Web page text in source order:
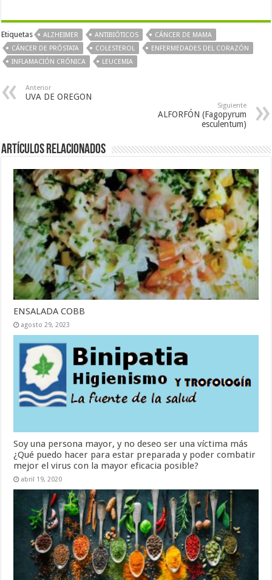
Etiquetas ALZHEIMER ANTIBIÓTICOS
CÁNCER DE MAMA
CÁNCER DE PRÓSTATA
COLESTEROL
ENFERMEDADES DEL CORAZÓN
INFLAMACIÓN CRÓNICA
LEUCEMIA
Anterior
UVA DE OREGON
Siguiente
ALFORFÓN (Fagopyrum
esculentum)
Artículos Relacionados
ENSALADA COBB
agosto 29, 2023
Soy una persona mayor, y no deseo ser una víctima más
¿Qué puedo hacer para estar preparada y poder combatir
mejor el virus con la mayor eficacia posible?
abril 19, 2020